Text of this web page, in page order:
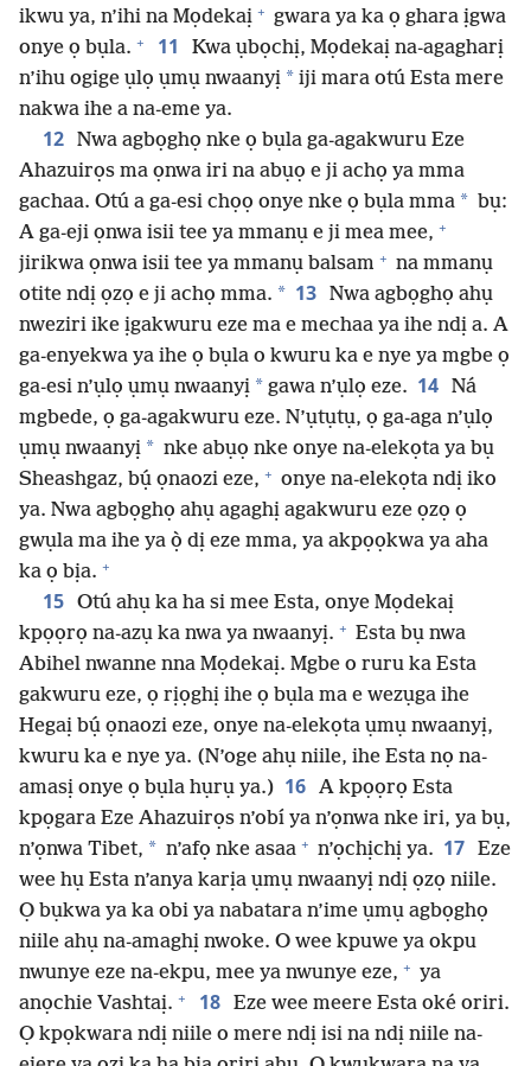
ikwu ya, n’ihi na Mọdekaị + gwara ya ka ọ ghara ịgwa
onye ọ bụla. + 11
Kwa ụbọchị, Mọdekaị na-agagharị
n’ihu ogige ụlọ ụmụ nwaanyị * iji mara otú Esta mere
nakwa ihe a na-eme ya.
12 Nwa agbọghọ nke ọ bụla ga-agakwuru Eze
Ahazuirọs ma ọnwa iri na abụọ e ji achọ ya mma
gachaa. Otú a ga-esi chọọ onye nke ọ bụla mma * bụ:
A ga-eji ọnwa isii tee ya mmanụ e ji mea mee, +
jirikwa ọnwa isii tee ya mmanụ balsam + na mmanụ
otite ndị ọzọ e ji achọ mma. * 13 Nwa agbọghọ ahụ
nweziri ike ịgakwuru eze ma e mechaa ya ihe ndị a. A
ga-enyekwa ya ihe ọ bụla o kwuru ka e nye ya mgbe ọ
ga-esi n’ụlọ ụmụ nwaanyị * gawa n’ụlọ eze. 14 Ná
mgbede, ọ ga-agakwuru eze. N’ụtụtụ, ọ ga-aga n’ụlọ
ụmụ nwaanyị * nke abụọ nke onye na-elekọta ya bụ
Sheashgaz, bụ́ ọnaozi eze, + onye na-elekọta ndị iko
ya. Nwa agbọghọ ahụ agaghị agakwuru eze ọzọ ọ
gwụla ma ihe ya ọ̀ dị eze mma, ya akpọọkwa ya aha
ka ọ bịa. +
15 Otú ahụ ka ha si mee Esta, onye Mọdekaị
kpọọrọ na-azụ ka nwa ya nwaanyị. + Esta bụ nwa
Abihel nwanne nna Mọdekaị. Mgbe o ruru ka Esta
gakwuru eze, ọ rịọghị ihe ọ bụla ma e wezụga ihe
Hegaị bụ́ ọnaozi eze, onye na-elekọta ụmụ nwaanyị,
kwuru ka e nye ya. (N’oge ahụ niile, ihe Esta nọ na-
amasị onye ọ bụla hụrụ ya.) 16 A kpọọrọ Esta
kpọgara Eze Ahazuirọs n’obí ya n’ọnwa nke iri, ya bụ,
n’ọnwa Tibet, * n’afọ nke asaa + n’ọchịchị ya. 17 Eze
wee hụ Esta n’anya karịa ụmụ nwaanyị ndị ọzọ niile.
Ọ bụkwa ya ka obi ya nabatara n’ime ụmụ agbọghọ
niile ahụ na-amaghị nwoke. O wee kpuwe ya okpu
nwunye eze na-ekpu, mee ya nwunye eze, + ya
anọchie Vashtaị. + 18 Eze wee meere Esta oké oriri.
Ọ kpọkwara ndị niile o mere ndị isi na ndị niile na-